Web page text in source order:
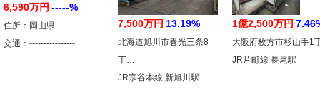
6,590万円 -----%
住所：岡山県 -----------
交通：----------------
7,500万円 13.19%
北海道旭川市春光三条8
丁…
JR宗谷本線 新旭川駅
1億2,500万円
大阪府枚方市杉山手1
JR片町線 長尾駅